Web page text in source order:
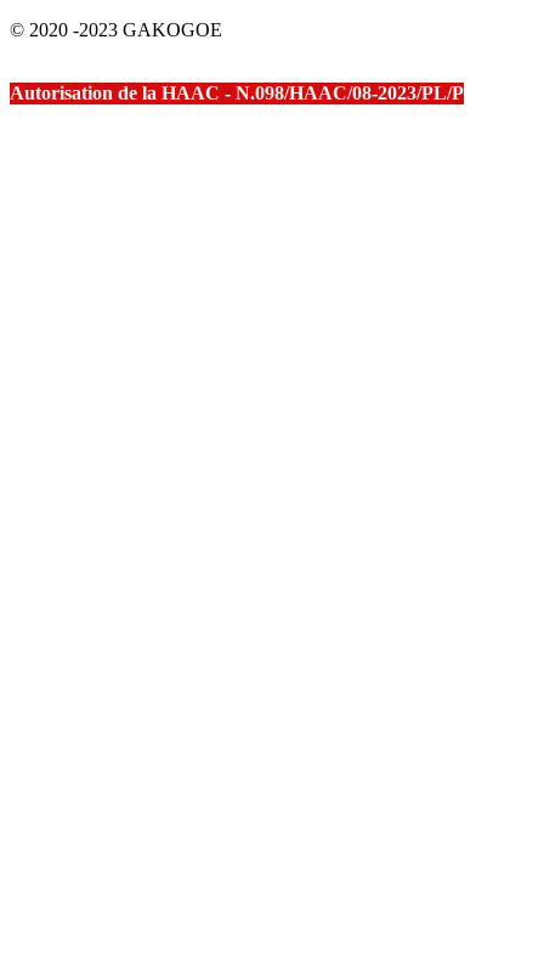
© 2020 -2023 GAKOGOE
Autorisation de la HAAC - N.098/HAAC/08-2023/PL/P